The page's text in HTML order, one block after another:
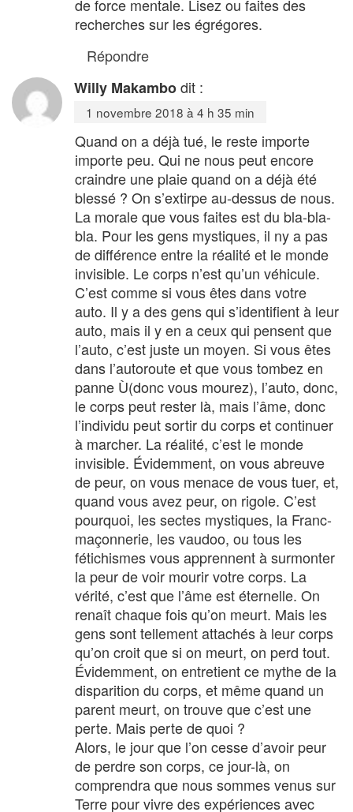
de force mentale. Lisez ou faites des
recherches sur les égrégores.
Répondre
Willy Makambodit :
1 novembre 2018 à 4 h 35 min
Quand on a déjà tué, le reste importe
importe peu. Qui ne nous peut encore
craindre une plaie quand on a déjà été
blessé ? On s’extirpe au-dessus de nous.
La morale que vous faites est du bla-bla-
bla. Pour les gens mystiques, il ny a pas
de différence entre la réalité et le monde
invisible. Le corps n’est qu’un véhicule.
C’est comme si vous êtes dans votre
auto. Il y a des gens qui s’identifient à leur
auto, mais il y en a ceux qui pensent que
l’auto, c’est juste un moyen. Si vous êtes
dans l’autoroute et que vous tombez en
panne Ù(donc vous mourez), l’auto, donc,
le corps peut rester là, mais l’âme, donc
l’individu peut sortir du corps et continuer
à marcher. La réalité, c’est le monde
invisible. Évidemment, on vous abreuve
de peur, on vous menace de vous tuer, et,
quand vous avez peur, on rigole. C’est
pourquoi, les sectes mystiques, la Franc-
maçonnerie, les vaudoo, ou tous les
fétichismes vous apprennent à surmonter
la peur de voir mourir votre corps. La
vérité, c’est que l’âme est éternelle. On
renaît chaque fois qu’on meurt. Mais les
gens sont tellement attachés à leur corps
qu’on croit que si on meurt, on perd tout.
Évidemment, on entretient ce mythe de la
disparition du corps, et même quand un
parent meurt, on trouve que c’est une
perte. Mais perte de quoi ?
Alors, le jour que l’on cesse d’avoir peur
de perdre son corps, ce jour-là, on
comprendra que nous sommes venus sur
Terre pour vivre des expériences avec